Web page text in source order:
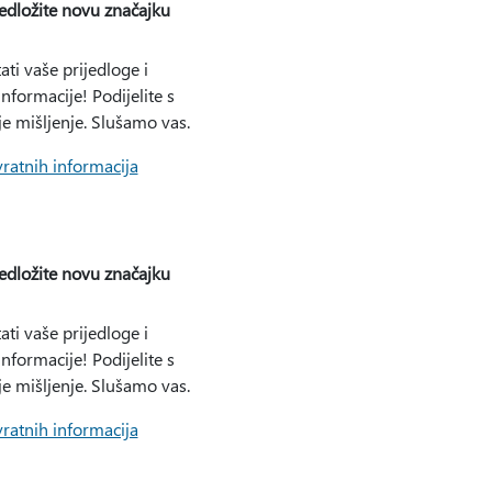
novu značajku
vaše prijedloge i
Podijelite s
mišljenje. Slušamo vas.
informacija
novu značajku
vaše prijedloge i
Podijelite s
mišljenje. Slušamo vas.
informacija